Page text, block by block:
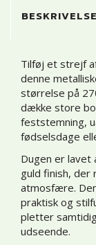
BESKRIVELSE
Tilføj et strejf
denne
størrelse på
dække store
feststemning,
fødselsdage
Dugen er lavet
guld finish, der
atmosfære.
praktisk og
pletter
udseende.